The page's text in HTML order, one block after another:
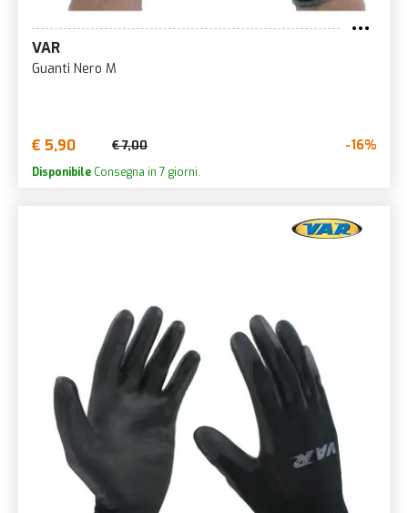
VAR
Guanti Nero M
€ 5,90 € 7,00 -16%
Disponibile Consegna in 7 giorni.